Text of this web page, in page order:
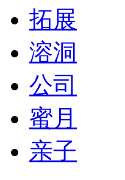
拓展
溶洞
公司
蜜月
亲子